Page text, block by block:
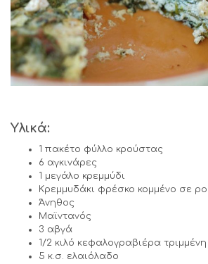
Υλικά:
1 πακέτο φύλλο κρούστας
6 αγκινάρες
1 μεγάλο κρεμμύδι
Κρεμμυδάκι φρέσκο κομμένο σε
Άνηθος
Μαϊντανός
3 αβγά
1/2 κιλό κεφαλογραβιέρα τριμμένη
5 κ.σ. ελαιόλαδο